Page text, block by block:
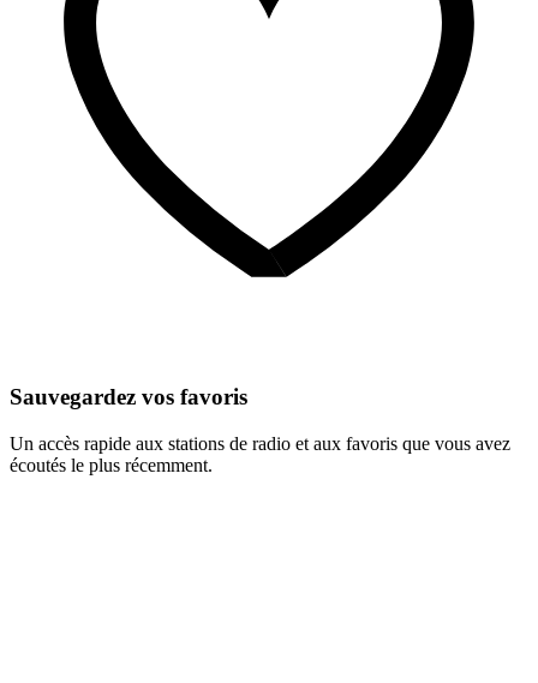
Sauvegardez vos favoris
Un accès rapide aux stations de radio et aux favoris que vous avez
écoutés le plus récemment.